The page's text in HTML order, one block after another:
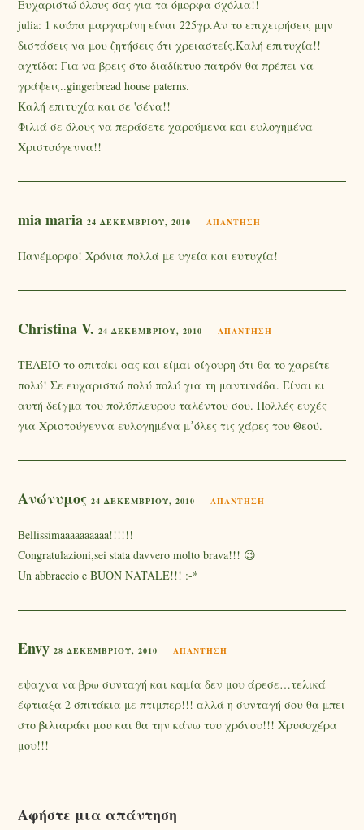
Ευχαριστώ όλους σας για τα όμορφα σχόλια!!
julia: 1 κούπα μαργαρίνη είναι 225γρ.Αν το επιχειρήσεις μην
διστάσεις να μου ζητήσεις ότι χρειαστείς.Καλή επιτυχία!!
αχτίδα: Για να βρεις στο διαδίκτυο πατρόν θα πρέπει να
γράψεις..gingerbread house paterns.
Καλή επιτυχία και σε 'σένα!!
Φιλιά σε όλους να περάσετε χαρούμενα και ευλογημένα
Χριστούγεννα!!
mia maria 24 ΔΕΚΕΜΒΡΊΟΥ, 2010 ΑΠΆΝΤΗΣΗ
Πανέμορφο! Χρόνια πολλά με υγεία και ευτυχία!
Christina V. 24 ΔΕΚΕΜΒΡΊΟΥ, 2010 ΑΠΆΝΤΗΣΗ
ΤΕΛΕΙΟ το σπιτάκι σας και είμαι σίγουρη ότι θα το χαρείτε
πολύ! Σε ευχαριστώ πολύ πολύ για τη μαντινάδα. Είναι κι
αυτή δείγμα του πολύπλευρου ταλέντου σου. Πολλές ευχές
για Χριστούγεννα ευλογημένα μ᾽όλες τις χάρες του Θεού.
Ανώνυμος24 ΔΕΚΕΜΒΡΊΟΥ, 2010 ΑΠΆΝΤΗΣΗ
Bellissimaaaaaaaaaa!!!!!!
Congratulazioni,sei stata davvero molto brava!!! 😉
Un abbraccio e BUON NATALE!!! :-*
Envy 28 ΔΕΚΕΜΒΡΊΟΥ, 2010 ΑΠΆΝΤΗΣΗ
εψαχνα να βρω συνταγή και καμία δεν μου άρεσε…τελικά
έφτιαξα 2 σπιτάκια με πτιμπερ!!! αλλά η συνταγή σου θα μπει
στο βιλιαράκι μου και θα την κάνω του χρόνου!!! Χρυσοχέρα
μου!!!
Αφήστε μια απάντηση